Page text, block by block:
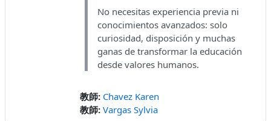
No necesitas experiencia previa ni
conocimientos avanzados: solo
curiosidad, disposición y muchas
ganas de transformar la educación
desde valores humanos.
教師: Chavez Karen
教師: Vargas Sylvia